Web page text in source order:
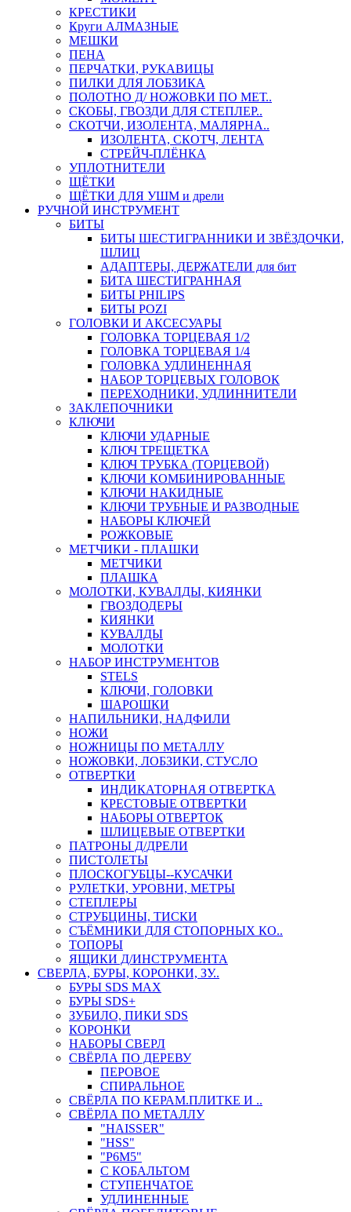
КРЕСТИКИ
Круги АЛМАЗНЫЕ
МЕШКИ
ПЕНА
ПЕРЧАТКИ, РУКАВИЦЫ
ПИЛКИ ДЛЯ ЛОБЗИКА
ПОЛОТНО Д/ НОЖОВКИ ПО МЕТ..
СКОБЫ, ГВОЗДИ ДЛЯ СТЕПЛЕР..
СКОТЧИ, ИЗОЛЕНТА, МАЛЯРНА..
ИЗОЛЕНТА, СКОТЧ, ЛЕНТА
СТРЕЙЧ-ПЛЁНКА
УПЛОТНИТЕЛИ
ЩЁТКИ
ЩЁТКИ ДЛЯ УШМ и дрели
РУЧНОЙ ИНСТРУМЕНТ
БИТЫ
БИТЫ ШЕСТИГРАННИКИ И ЗВЁЗДОЧКИ,
ШЛИЦ
АДАПТЕРЫ, ДЕРЖАТЕЛИ для бит
БИТА ШЕСТИГРАННАЯ
БИТЫ PHILIPS
БИТЫ POZI
ГОЛОВКИ И АКСЕСУАРЫ
ГОЛОВКА ТОРЦЕВАЯ 1/2
ГОЛОВКА ТОРЦЕВАЯ 1/4
ГОЛОВКА УДЛИНЕННАЯ
НАБОР ТОРЦЕВЫХ ГОЛОВОК
ПЕРЕХОДНИКИ, УДЛИННИТЕЛИ
ЗАКЛЕПОЧНИКИ
КЛЮЧИ
КЛЮЧИ УДАРНЫЕ
КЛЮЧ ТРЕЩЕТКА
КЛЮЧ ТРУБКА (ТОРЦЕВОЙ)
КЛЮЧИ КОМБИНИРОВАННЫЕ
КЛЮЧИ НАКИДНЫЕ
КЛЮЧИ ТРУБНЫЕ И РАЗВОДНЫЕ
НАБОРЫ КЛЮЧЕЙ
РОЖКОВЫЕ
МЕТЧИКИ - ПЛАШКИ
МЕТЧИКИ
ПЛАШКА
МОЛОТКИ, КУВАЛДЫ, КИЯНКИ
ГВОЗДОДЕРЫ
КИЯНКИ
КУВАЛДЫ
МОЛОТКИ
НАБОР ИНСТРУМЕНТОВ
STELS
КЛЮЧИ, ГОЛОВКИ
ШАРОШКИ
НАПИЛЬНИКИ, НАДФИЛИ
НОЖИ
НОЖНИЦЫ ПО МЕТАЛЛУ
НОЖОВКИ, ЛОБЗИКИ, СТУСЛО
ОТВЕРТКИ
ИНДИКАТОРНАЯ ОТВЕРТКА
КРЕСТОВЫЕ ОТВЕРТКИ
НАБОРЫ ОТВЕРТОК
ШЛИЦЕВЫЕ ОТВЕРТКИ
ПАТРОНЫ Д/ДРЕЛИ
ПИСТОЛЕТЫ
ПЛОСКОГУБЦЫ--КУСАЧКИ
РУЛЕТКИ, УРОВНИ, МЕТРЫ
СТЕПЛЕРЫ
СТРУБЦИНЫ, ТИСКИ
СЪЁМНИКИ ДЛЯ СТОПОРНЫХ КО..
ТОПОРЫ
ЯЩИКИ Д/ИНСТРУМЕНТА
СВЕРЛА, БУРЫ, КОРОНКИ, ЗУ..
БУРЫ SDS MAX
БУРЫ SDS+
ЗУБИЛО, ПИКИ SDS
КОРОНКИ
НАБОРЫ СВЕРЛ
СВЁРЛА ПО ДЕРЕВУ
ПЕРОВОЕ
СПИРАЛЬНОЕ
СВЁРЛА ПО КЕРАМ.ПЛИТКЕ И ..
СВЁРЛА ПО МЕТАЛЛУ
"HAISSER"
"HSS"
"Р6М5"
С КОБАЛЬТОМ
СТУПЕНЧАТОЕ
УДЛИНЕННЫЕ